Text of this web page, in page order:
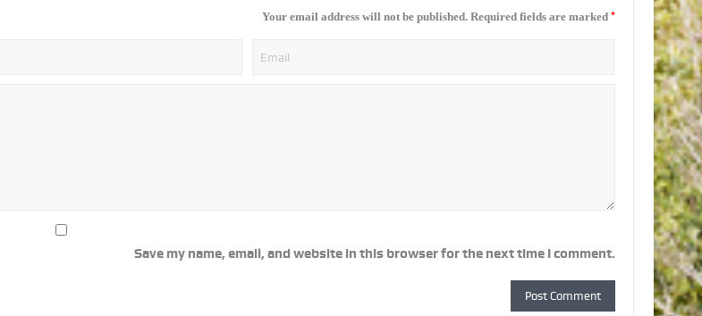
Your email address will not be published. Required fields are marked *
Save my name, email, and website in this browser for the next time I comment.